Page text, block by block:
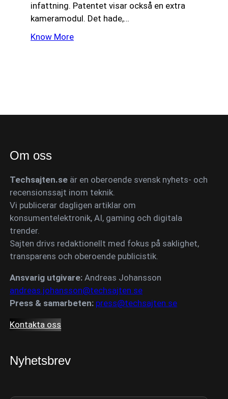
infattning. Patentet visar också en extra
kameramodul. Det hade,…
Know More
Om oss
Techsajten.se är en oberoende svensk nyhets- och
recensionssajt inom teknik.
Vi publicerar dagligen artiklar om
konsumentelektronik, AI, gaming och digitala
trender.
Sajten drivs redaktionellt med fokus på saklighet,
transparens och oberoende publicistik.
Ansvarig utgivare: Andreas Johansson
andreas.johansson@techsajten.se
Press & samarbeten: press@techsajten.se
Kontakta oss
Nyhetsbrev